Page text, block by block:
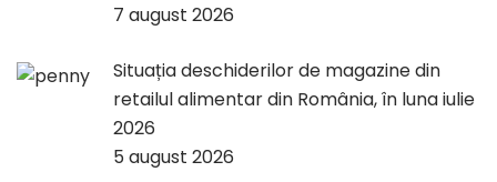
7 august 2026
Situația deschiderilor de magazine din
retailul alimentar din România, în luna iulie
2026
5 august 2026